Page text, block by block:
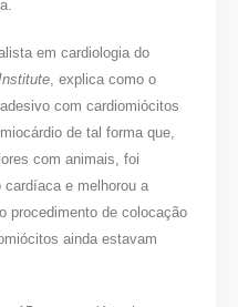
em cardiologia do
, explica como o
com cardiomiócitos
de tal forma que,
com animais, foi
cardíaca e melhorou a
procedimento de colocação
ainda estavam